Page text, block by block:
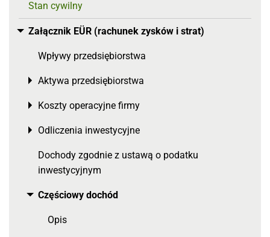
Stan cywilny
Załącznik EÜR (rachunek zysków i strat)
Toggle menu
Wpływy przedsiębiorstwa
Aktywa przedsiębiorstwa
Toggle menu
Koszty operacyjne firmy
Toggle menu
Odliczenia inwestycyjne
Toggle menu
Dochody zgodnie z ustawą o podatku
inwestycyjnym
Częściowy dochód
Toggle menu
Opis